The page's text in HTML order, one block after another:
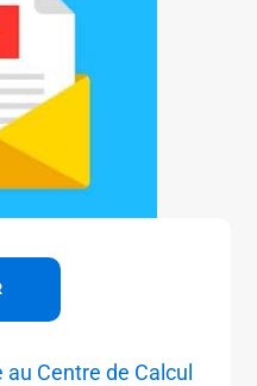
Centre de Calcul